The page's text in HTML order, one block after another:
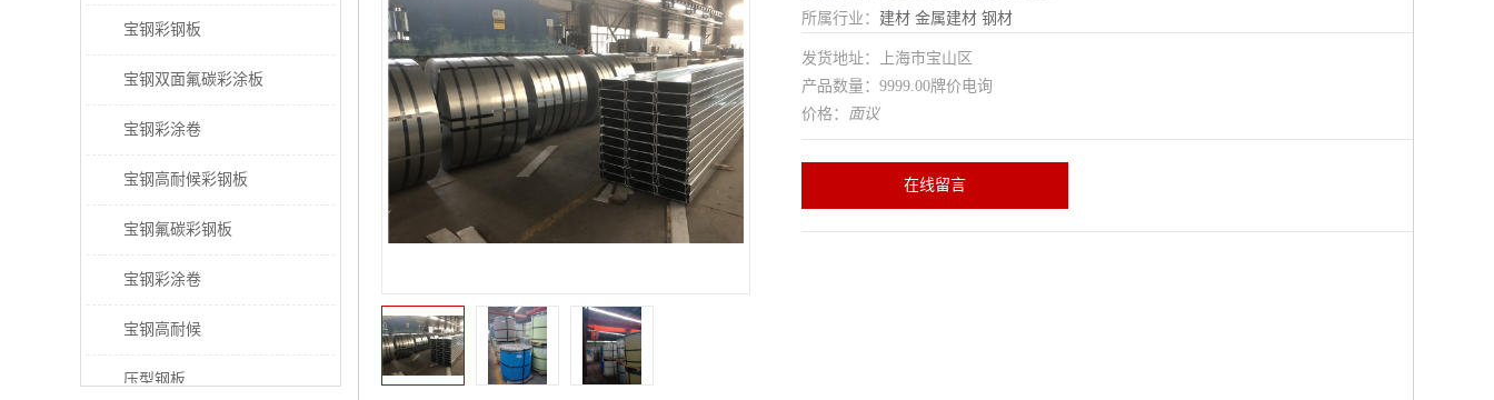
宝钢彩钢板
宝钢双面氟碳彩涂板
宝钢彩涂卷
宝钢高耐候彩钢板
宝钢氟碳彩钢板
宝钢彩涂卷
宝钢高耐候
压型钢板
所属行业： 建材 金属建材 钢材
发货地址：上海市宝山区
产品数量：9999.00牌价电询
价格： 面议
在线留言